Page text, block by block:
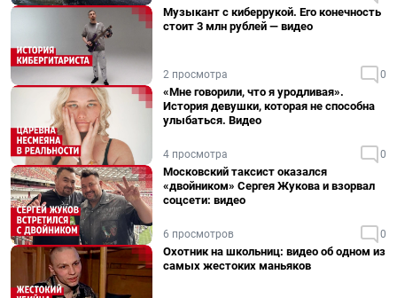
Музыкант с киберрукой. Его конечность
стоит 3 млн рублей — видео
2 просмотра 0
«Мне говорили, что я уродливая».
История девушки, которая не способна
улыбаться. Видео
4 просмотра 0
Московский таксист оказался
«двойником» Сергея Жукова и взорвал
соцсети: видео
6 просмотров 0
Охотник на школьниц: видео об одном из
самых жестоких маньяков